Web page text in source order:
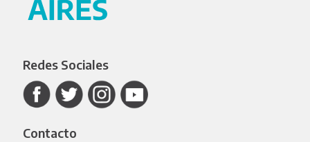
Redes Sociales
Contacto